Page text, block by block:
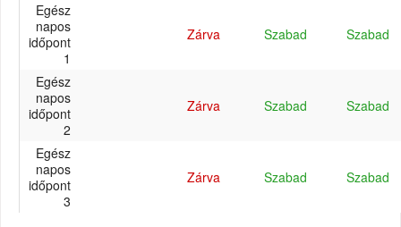
Egész
napos
időpont
1
Zárva Szabad Szabad
Egész
napos
időpont
2
Zárva Szabad Szabad
Egész
napos
időpont
3
Zárva Szabad Szabad